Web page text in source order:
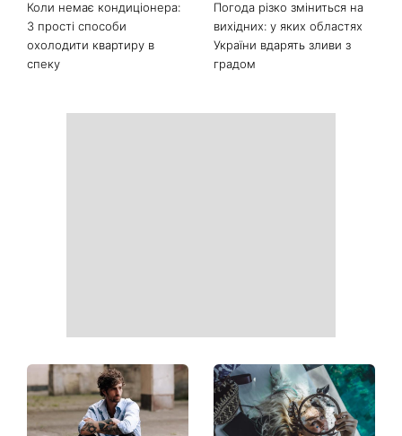
Коли немає кондиціонера:
3 прості способи
охолодити квартиру в
спеку
Погода різко зміниться на
вихідних: у яких областях
України вдарять зливи з
градом